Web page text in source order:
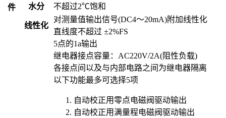
件
水分 不超过2℃饱和
线性化
对测量值输出信号(DC4～20mA)附加线性化
直线度不超过 ±2%FS
5点的1a输出
继电器接点容量：AC220V/2A(阻性负载)
各接点间以及与内部电路之间为继电器隔离
以下功能最多可选择5项
自动校正用零点电磁阀驱动输出
自动校正用满量程电磁阀驱动输出